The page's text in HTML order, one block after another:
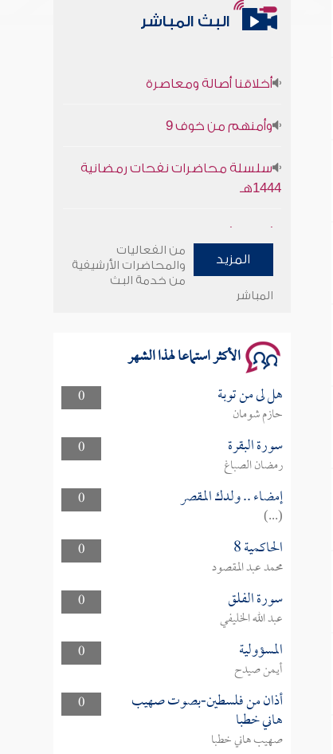
البث المباشر
1444هـ
وأمنهم من خوف 9
سلسلة محاضرات نفحات رمضانية
المزيد
من الفعاليات
والمحاضرات الأرشيفية
من خدمة البث
المباشر
الأكثر استماعا لهذا الشهر
0 هل لى من توبة
حازم شومان
0
سورة البقرة
رمضان الصباغ
0
إمضاء .. ولدك المقصر
(...)
0
الحاكمية 8
محمد عبد المقصود
0
سورة الفلق
عبد الله الخليفي
0
المسؤولية
أيمن صيدح
0
أذان من فلسطين-بصوت صهيب
هاني خطبا
صهيب هاني خطبا